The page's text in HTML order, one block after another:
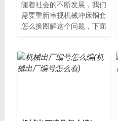
随着社会的不断发展，我们
需要重新审视机械冲床铜套
怎么换图解这个问题，下面
一种常见的...